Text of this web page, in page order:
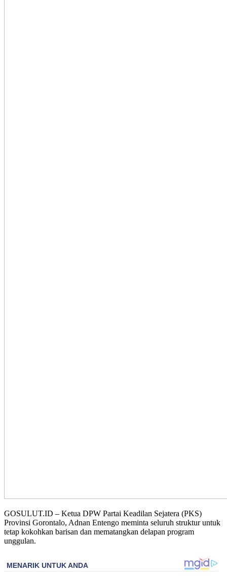
GOSULUT.ID – Ketua DPW Partai Keadilan Sejatera (PKS)
Provinsi Gorontalo, Adnan Entengo meminta seluruh struktur untuk
tetap kokohkan barisan dan mematangkan delapan program
unggulan.